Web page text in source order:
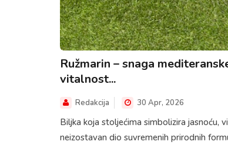
Ružmarin – snaga
vitalnost...
Redakcija 30 Apr, 2026
Biljka koja stoljećima simbolizira jasnoću,
neizostavan dio suvremenih prirodnih